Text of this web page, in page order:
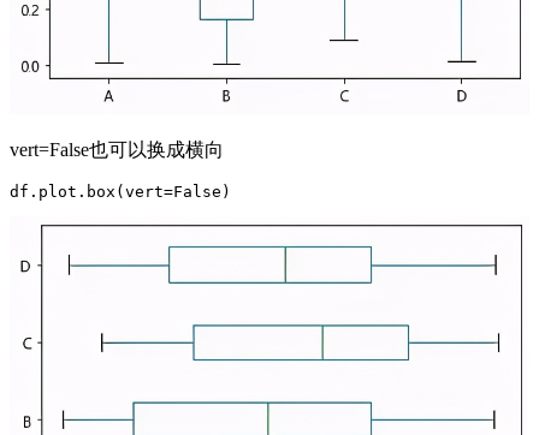
vert=False也可以换成横向
df.plot.box(vert=False)